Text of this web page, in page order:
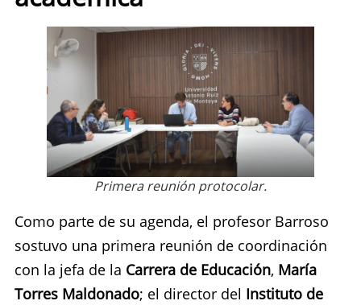
Primera reunión protocolar.
Como parte de su agenda, el profesor Barroso
sostuvo una primera reunión de coordinación
con la jefa de la Carrera de Educación, María
Torres Maldonado; el director del Instituto de